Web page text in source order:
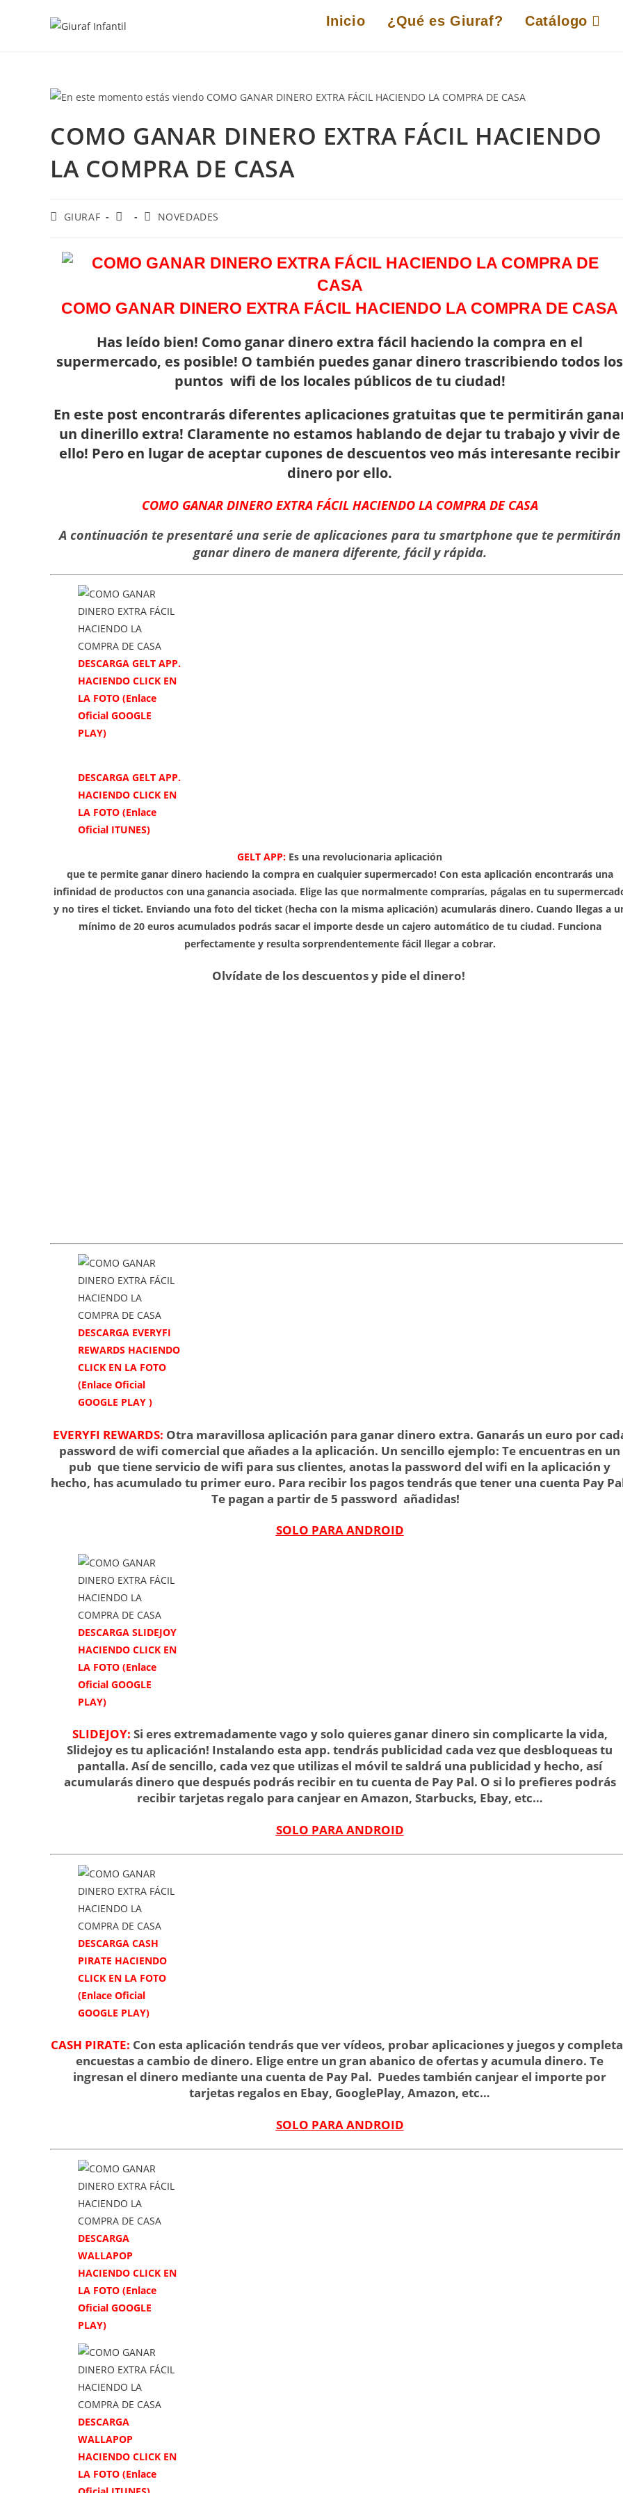
Inicio ¿Qué es Giuraf? Catálogo
COMO GANAR DINERO EXTRA FÁCIL HACIENDO
LA COMPRA DE CASA
Autor
entrada:
GIURAF
Publicación
entrada:
Categoría
entrada:
NOVEDADES
COMO GANAR DINERO EXTRA FÁCIL HACIENDO LA COMPRA DE CASA
Has leído bien! Como ganar dinero extra fácil haciendo la compra en el
supermercado, es posible! O también puedes ganar dinero trascribiendo todos los
puntos wifi de los locales públicos de tu ciudad!
En este post encontrarás diferentesaplicaciones gratuitasque te permitirán
un dinerillo extra! Claramente no estamos hablando de dejar tu trabajo y vivir de
ello! Pero en lugar de aceptar cupones de descuentos veo más interesante recibir
dinero por ello.
COMO GANAR DINERO EXTRA FÁCIL HACIENDO LA COMPRA DE CASA
A continuación te presentaré una serie de aplicaciones para tu smartphone que te permitirán
ganar dinero de manera diferente, fácil y rápida.
DESCARGA GELT APP.
HACIENDO CLICK EN
LA FOTO (Enlace
Oficial GOOGLE
PLAY)
DESCARGA GELT APP.
HACIENDO CLICK EN
LA FOTO (Enlace
Oficial ITUNES)
GELT APP: Es una revolucionaria aplicación
que te permite ganar dinero haciendo la compra en cualquier supermercado! Con esta aplicación encontrarás una
infinidad de productos con una ganancia asociada. Elige las que normalmente comprarías, págalas en tu
y no tires el ticket. Enviando una foto del ticket (hecha con la misma aplicación) acumularás dinero. Cuando llegas a
mínimo de 20 euros acumulados podrás sacar el importe desde un cajero automático de tu ciudad. Funciona
perfectamente y resulta sorprendentemente fácil llegar a cobrar.
Olvídate de los descuentos y pide el dinero!
DESCARGA EVERYFI
REWARDS HACIENDO
CLICK EN LA FOTO
(Enlace Oficial
GOOGLE PLAY )
EVERYFI REWARDS: Otra maravillosa aplicación para ganar dinero extra. Ganarás un euro por
password de wifi comercial que añades a la aplicación. Un sencillo ejemplo: Te encuentras en un
pub que tiene servicio de wifi para sus clientes, anotas la password del wifi en la aplicación y
hecho, has acumulado tu primer euro. Para recibir los pagos tendrás que tener una cuenta Pay
Te pagan a partir de 5 password añadidas!
SOLO PARA ANDROID
DESCARGA SLIDEJOY
HACIENDO CLICK EN
LA FOTO (Enlace
Oficial GOOGLE
PLAY)
SLIDEJOY: Si eres extremadamente vago y solo quieres ganar dinero sin complicarte la vida,
Slidejoy es tu aplicación! Instalando esta app. tendrás publicidad cada vez que desbloqueas tu
pantalla. Así de sencillo, cada vez que utilizas el móvil te saldrá una publicidad y hecho, así
acumularás dinero que después podrás recibir en tu cuenta de Pay Pal. O si lo prefieres podrás
recibir tarjetas regalo para canjear en Amazon, Starbucks, Ebay, etc…
SOLO PARA ANDROID
DESCARGA CASH
PIRATE HACIENDO
CLICK EN LA FOTO
(Enlace Oficial
GOOGLE PLAY)
CASH PIRATE: Con esta aplicación tendrás que ver vídeos, probar aplicaciones y juegos y
encuestas a cambio de dinero. Elige entre un gran abanico de ofertas y acumula dinero. Te
ingresan el dinero mediante una cuenta de Pay Pal. Puedes también canjear el importe por
tarjetas regalos en Ebay, GooglePlay, Amazon, etc…
SOLO PARA ANDROID
DESCARGA
WALLAPOP
HACIENDO CLICK EN
LA FOTO (Enlace
Oficial GOOGLE
PLAY)
DESCARGA
WALLAPOP
HACIENDO CLICK EN
LA FOTO (Enlace